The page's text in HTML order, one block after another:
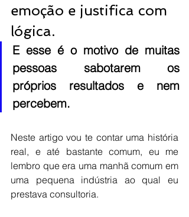
emoção e justifica com
lógica.
E esse é o motivo de muitas
pessoas sabotarem os
próprios resultados e nem
percebem.
Neste artigo vou te contar uma história
real, e até bastante comum, eu me
lembro que era uma manhã comum em
uma pequena indústria ao qual eu
prestava consultoria.